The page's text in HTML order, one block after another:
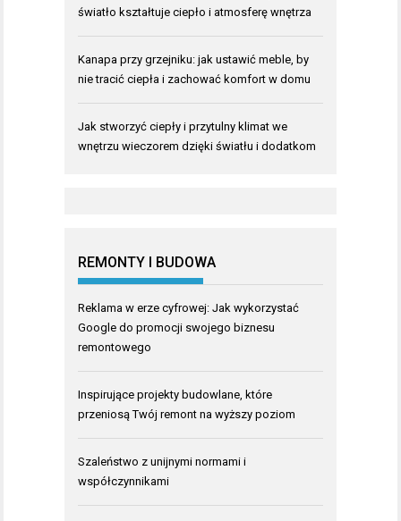
światło kształtuje ciepło i atmosferę wnętrza
Kanapa przy grzejniku: jak ustawić meble, by
nie tracić ciepła i zachować komfort w domu
Jak stworzyć ciepły i przytulny klimat we
wnętrzu wieczorem dzięki światłu i dodatkom
REMONTY I BUDOWA
Reklama w erze cyfrowej: Jak wykorzystać
Google do promocji swojego biznesu
remontowego
Inspirujące projekty budowlane, które
przeniosą Twój remont na wyższy poziom
Szaleństwo z unijnymi normami i
współczynnikami